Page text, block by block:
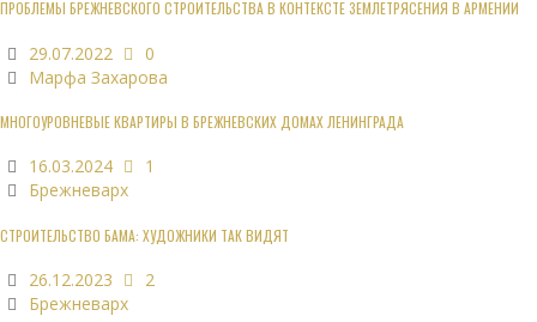
ПРОБЛЕМЫ БРЕЖНЕВСКОГО СТРОИТЕЛЬСТВА В КОНТЕКСТЕ ЗЕМЛЕТРЯСЕНИЯ В АРМЕНИИ
29.07.2022
0
Марфа Захарова
МНОГОУРОВНЕВЫЕ КВАРТИРЫ В БРЕЖНЕВСКИХ ДОМАХ ЛЕНИНГРАДА
16.03.2024
1
Брежневарх
СТРОИТЕЛЬСТВО БАМА: ХУДОЖНИКИ ТАК ВИДЯТ
26.12.2023
2
Брежневарх